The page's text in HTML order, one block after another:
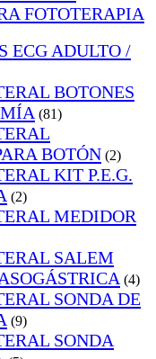
FOTOTERAPIA
ECG ADULTO /
BOTONES
(81)
BOTÓN (2)
KIT P.E.G.
(2)
MEDIDOR
SALEM
(4)
SONDA DE
(9)
SONDA